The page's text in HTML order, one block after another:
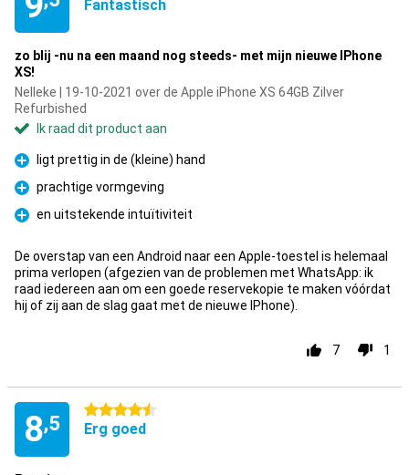
Fantastisch
zo blij -nu na een maand nog steeds- met mijn nieuwe IPhone
XS!
Nelleke | 19-10-2021 over de Apple iPhone XS 64GB Zilver
Refurbished
Ik raad dit product aan
Pluspunt
ligt prettig in de (kleine) hand
Pluspunt
prachtige vormgeving
Pluspunt
en uitstekende intuïtiviteit
De overstap van een Android naar een Apple-toestel is helemaal
prima verlopen (afgezien van de problemen met WhatsApp: ik
raad iedereen aan om een goede reservekopie te maken vóórdat
hij of zij aan de slag gaat met de nieuwe IPhone).
7 1
8,5
4.5 sterren
Erg goed